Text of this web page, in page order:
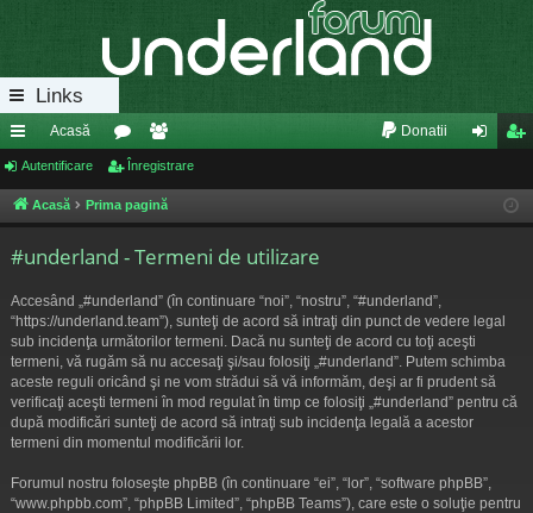
Links
eg
ăt
pi
de
Acasă
or
u
e
m
Donatii
eg
Autentificare Înregistrare
Acasă Prima pagină
#underland - Termeni de utilizare
Accesând „#underland” (în continuare “noi”, “nostru”, “#underland”,
“https://underland.team”), sunteţi de acord să intraţi din punct de vedere legal
sub incidenţa următorilor termeni. Dacă nu sunteţi de acord cu toţi aceşti
termeni, vă rugăm să nu accesaţi şi/sau folosiţi „#underland”. Putem schimba
aceste reguli oricând şi ne vom strădui să vă informăm, deşi ar fi prudent să
verificaţi aceşti termeni în mod regulat în timp ce folosiţi „#underland” pentru că
după modificări sunteţi de acord să intraţi sub incidenţa legală a acestor
termeni din momentul modificării lor.
Forumul nostru foloseşte phpBB (în continuare “ei”, “lor”, “software phpBB”,
“www.phpbb.com”, “phpBB Limited”, “phpBB Teams”), care este o soluţie pentru